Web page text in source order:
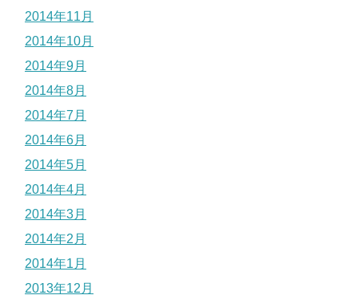
2014年11月
2014年10月
2014年9月
2014年8月
2014年7月
2014年6月
2014年5月
2014年4月
2014年3月
2014年2月
2014年1月
2013年12月